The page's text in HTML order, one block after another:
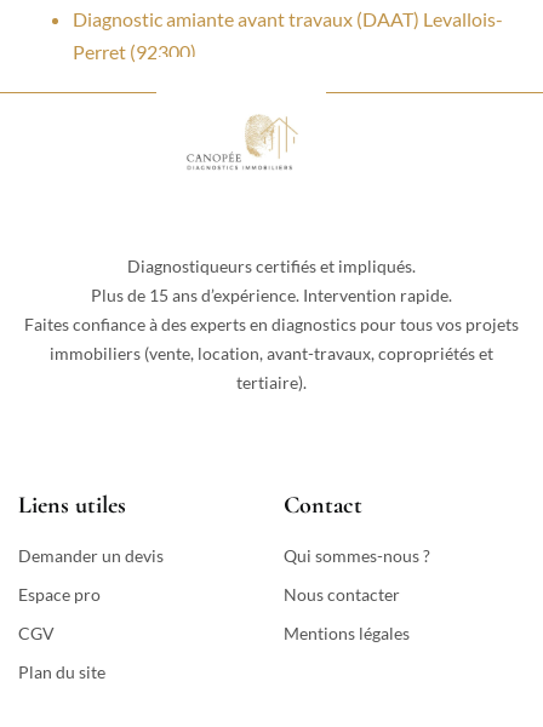
Diagnostic amiante avant travaux (DAAT) Levallois-
Perret (92300)
Diagnostiqueurs certifiés et impliqués.
Plus de 15 ans d’expérience. Intervention rapide.
Faites confiance à des experts en diagnostics pour tous vos projets
immobiliers (vente, location, avant-travaux, copropriétés et
tertiaire).
Liens utiles
Demander un devis
Espace pro
CGV
Plan du site
Contact
Qui sommes-nous ?
Nous contacter
Mentions légales